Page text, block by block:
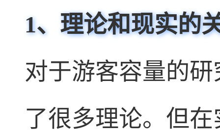
1、 理论和现实的
对于游客容量的
了很多理论。但